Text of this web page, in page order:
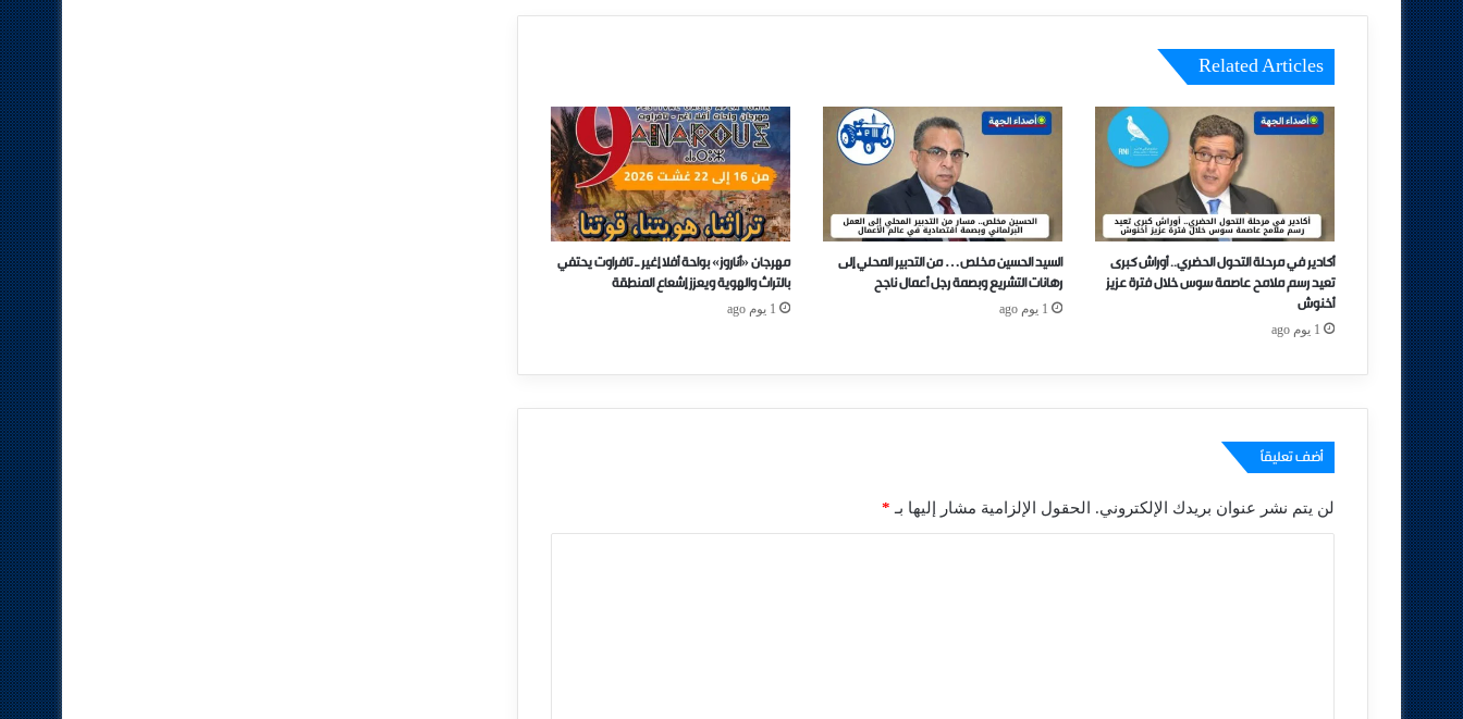
Related Articles
أكادير في مرحلة التحول الحضري.. أوراش كبرى
تعيد رسم ملامح عاصمة سوس خلال فترة عزيز
أخنوش
1 يوم ago
السيد الحسين مخلص… من التدبير المحلي إلى
رهانات التشريع وبصمة رجل أعمال ناجح
1 يوم ago
مهرجان «أناروز» بواحة أفلا إغير ـ تافراوت يحتفي
بالتراث والهوية ويعزز إشعاع المنطقة
1 يوم ago
أضف تعليقاً
لن يتم نشر عنوان بريدك الإلكتروني. الحقول الإلزامية مشار إليها بـ *